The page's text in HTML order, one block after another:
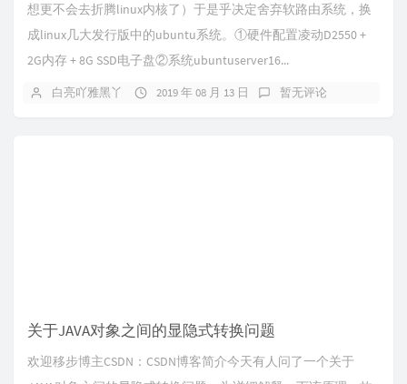
想更不会去折腾linux内核了）于是乎决定舍弃软路由系统，换
成linux几大发行版中的ubuntu系统。①硬件配置凌动D2550 +
2G内存 + 8G SSD电子盘②系统ubuntuserver16...
白亮吖雅黑丫 2019 年 08 月 13 日 暂无评论
关于JAVA对象之间的显隐式转换问题
欢迎移步博主CSDN：CSDN博客简介今天有人问了一个关于